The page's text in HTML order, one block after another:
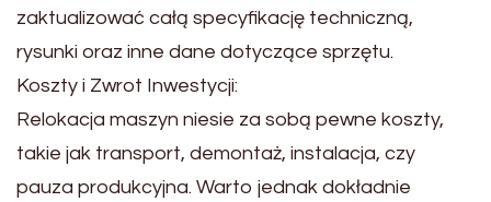
zaktualizować całą specyfikację techniczną,
rysunki oraz inne dane dotyczące sprzętu.
Koszty i Zwrot Inwestycji:
Relokacja maszyn niesie za sobą pewne koszty,
takie jak transport, demontaż, instalacja, czy
pauza produkcyjna. Warto jednak dokładnie